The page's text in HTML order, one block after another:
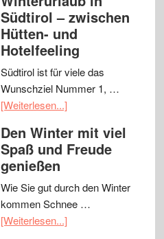
Südtirol – zwischen
Hütten- und
Hotelfeeling
Südtirol ist für viele das
Wunschziel Nummer 1, …
[Weiterlesen...]
Den Winter mit viel
Spaß und Freude
genießen
Wie Sie gut durch den Winter
kommen Schnee …
[Weiterlesen...]